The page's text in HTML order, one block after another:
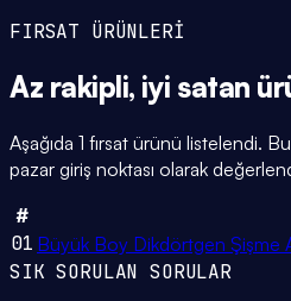
FIRSAT ÜRÜNLERİ
Az rakipli, iyi satan
Aşağıda 1 fırsat ürünü listelendi.
pazar giriş noktası olarak
#
01 Büyük Boy Dikdörtgen Şişme
SIK SORULAN SORULAR